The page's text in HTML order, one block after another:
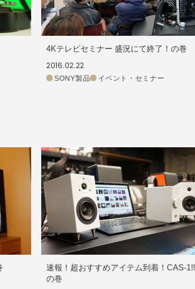
4Kテレビセミナー 盛況にて終了！の巻
2016.02.22
SONY製品 イベント・セミナー
速報！超おすすめアイテム到着！CAS-1!!
の巻